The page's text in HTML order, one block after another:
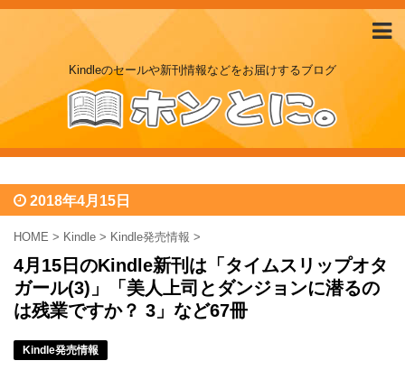
Kindleのセールや新刊情報などをお届けするブログ
2018年4月15日
HOME > Kindle > Kindle発売情報 >
4月15日のKindle新刊は「タイムスリップオタ
ガール(3)」「美人上司とダンジョンに潜るの
は残業ですか？ 3」など67冊
Kindle発売情報